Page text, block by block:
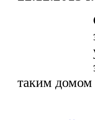
таким домом